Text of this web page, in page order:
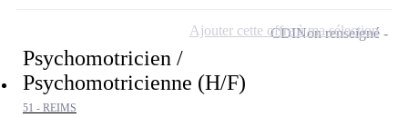
Psychomotricien /
Psychomotricienne (H/F)
51 - REIMS
CDINon renseigné
Ajouter cette offre à ma sélection